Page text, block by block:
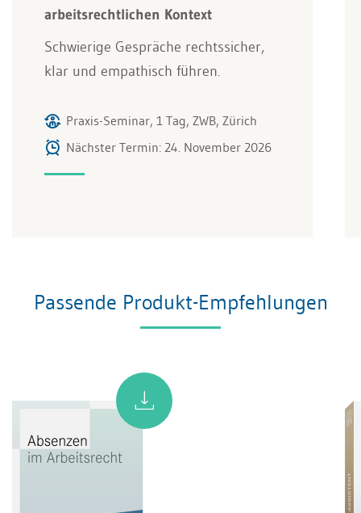
arbeitsrechtlichen Kontext
Schwierige Gespräche rechtssicher,
klar und empathisch führen.
Praxis-Seminar, 1 Tag, ZWB, Zürich
Nächster Termin: 24. November 2026
Passende Produkt-Empfehlungen